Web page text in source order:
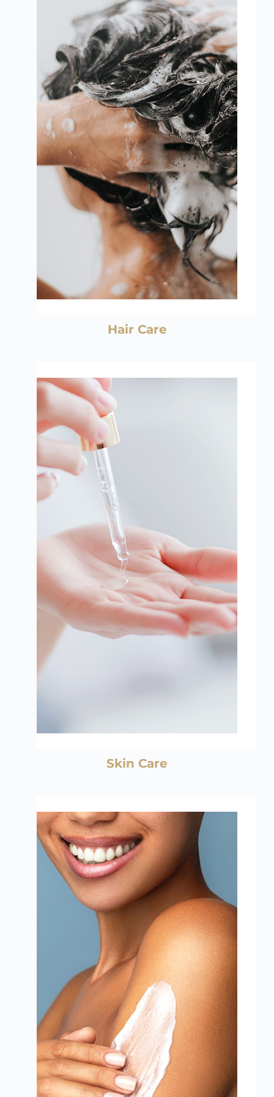
manteiga, oxidante, mousse
finalizador, fixador, spray de brilho e
pó descolorante.
Falar com consultor
Hair Care
Sabonetes, gel de limpeza, sérum,
máscara, mousse, espumas,
tônico, água micelar, argila, bálsamo,
óleo, loções, esfoliante.
Falar com consultor
Skin Care
Hidratantes, óleos, esfoliantes, cremes,
loções, géis, shower
gel, manteigas, fluídos, séruns.
Falar com consultor